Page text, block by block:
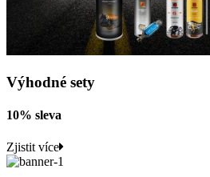
Výhodné sety
10% sleva
Zjistit více